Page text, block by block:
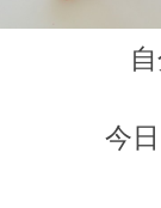
今